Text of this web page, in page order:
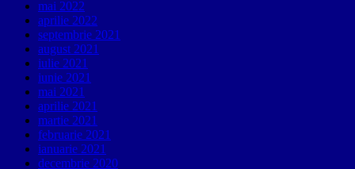
mai 2022
aprilie 2022
septembrie 2021
august 2021
iulie 2021
iunie 2021
mai 2021
aprilie 2021
martie 2021
februarie 2021
ianuarie 2021
decembrie 2020